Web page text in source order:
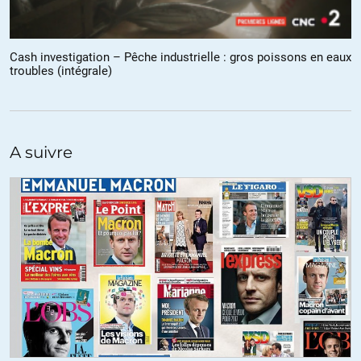
Oui, d’un autre côté je suis un illustre inconnu, ça n’apporte donc
pas grand chose que je le signale.
+8
Shock//06.07.2019 à 10h35
ce n’est d’honnêteté. En ces temps d’auto-promotion.
+4
Shock //06.07.2019 à 10h53
Je suis sidéré par votre proposition de capitalisme « encadré »
(p.103). Toutes les conditions sont réunies pour que rien ne
change.
Cash investigation – Pêche industrielle : gros poissons en eaux
troubles (intégrale)
A suivre